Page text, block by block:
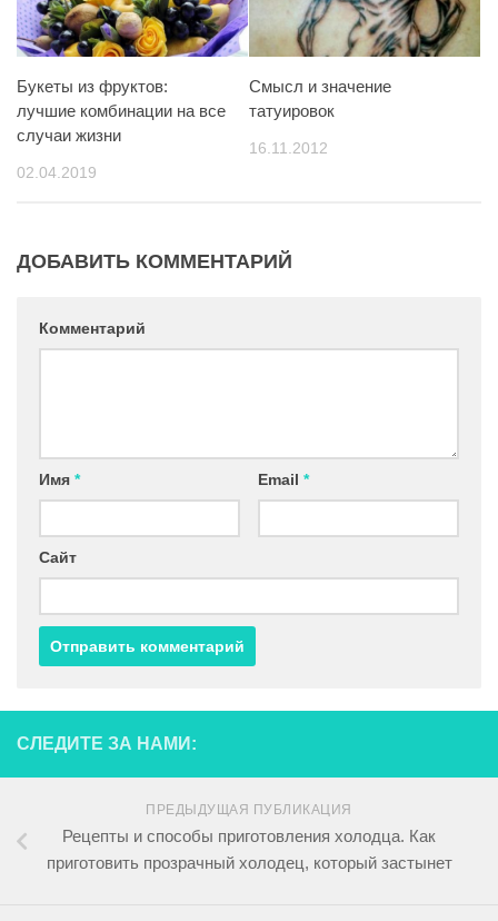
Букеты из фруктов:
лучшие комбинации на все
случаи жизни
02.04.2019
Смысл и значение
татуировок
16.11.2012
ДОБАВИТЬ КОММЕНТАРИЙ
Комментарий
Имя * Email *
Сайт
СЛЕДИТЕ ЗА НАМИ:
ПРЕДЫДУЩАЯ ПУБЛИКАЦИЯ
Рецепты и способы приготовления холодца. Как
приготовить прозрачный холодец, который застынет